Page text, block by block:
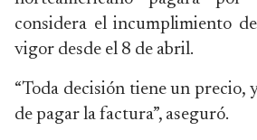
considera el incumplimiento
vigor desde el 8 de abril.
“Toda decisión tiene un precio,
de pagar la factura”, aseguró.